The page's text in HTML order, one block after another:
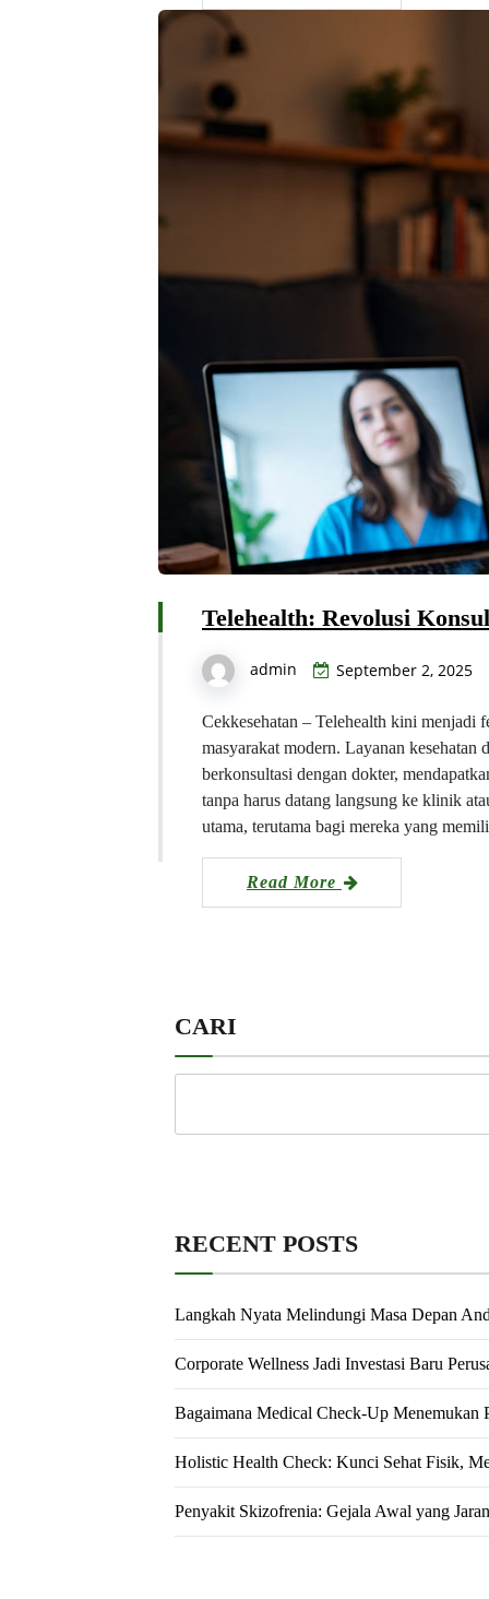
Telehealth: Revolusi
admin September 2, 2025
Cekkesehatan – Telehealth kini menjadi
masyarakat modern. Layanan
berkonsultasi dengan dokter,
tanpa harus datang langsung ke klinik
utama, terutama bagi mereka yang
Read More
CARI
RECENT POSTS
Langkah Nyata Melindungi Masa Depan
Corporate Wellness Jadi Investasi Baru
Bagaimana Medical Check-Up Menemukan
Holistic Health Check: Kunci Sehat Fisik,
Penyakit Skizofrenia: Gejala Awal yang